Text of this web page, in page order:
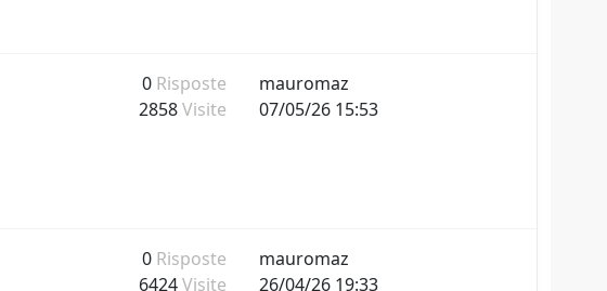
0 Risposte
2858Visite
mauromaz
07/05/26 15:53
0 Risposte
6424Visite
mauromaz
26/04/26 19:33